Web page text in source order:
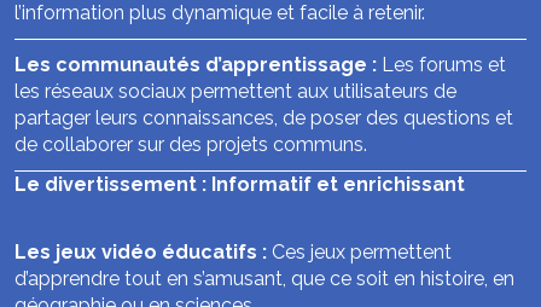
l’information plus dynamique et facile à retenir.
Les communautés d’apprentissage : Les forums et
les réseaux sociaux permettent aux utilisateurs de
partager leurs connaissances, de poser des questions et
de collaborer sur des projets communs.
Le divertissement : Informatif et enrichissant
Les jeux vidéo éducatifs : Ces jeux permettent
d’apprendre tout en s’amusant, que ce soit en histoire, en